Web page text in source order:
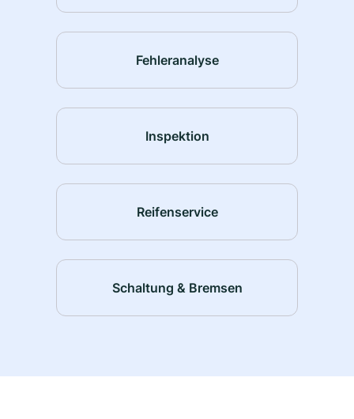
Fehleranalyse
Inspektion
Reifenservice
Schaltung & Bremsen